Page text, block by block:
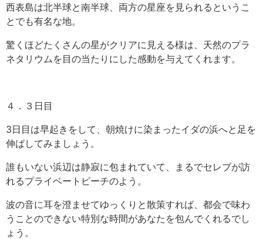
西表島は北半球と南半球、両方の星座を見られるというこ
とでも有名な地。
驚くほどたくさんの星がクリアに見える様は、天然のプラ
ネタリウムを目の当たりにした感動を与えてくれます。
４．３日目
3日目は早起きをして、朝焼けに染まったイダの浜へと足を
伸ばしてみましょう。
誰もいない浜辺は静寂に包まれていて、まるでセレブが訪
れるプライベートビーチのよう。
波の音に耳を澄ませてゆっくりと散策すれば、都会で味わ
うことのできない特別な時間があなたを包んでくれるでし
ょう。